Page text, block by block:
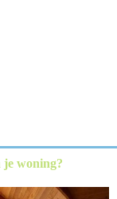
je woning?